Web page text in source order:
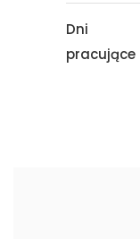
Dni
pracujące